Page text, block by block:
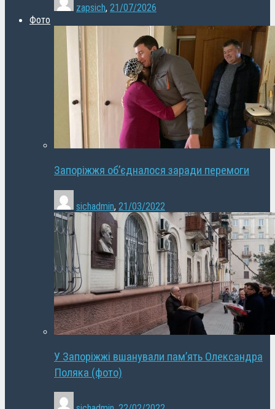
zapsich, 21/07/2026
Фото
Запоріжжя об’єдналося заради перемоги
sichadmin, 21/03/2022
У Запоріжжі вшанували пам’ять Олександра
Поляка (фото)